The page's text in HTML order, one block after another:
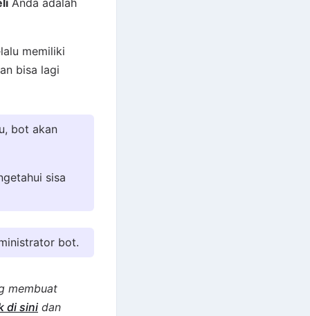
Anda adalah
memiliki
bisa lagi
bot akan
sisa
bot.
membuat
di sini dan